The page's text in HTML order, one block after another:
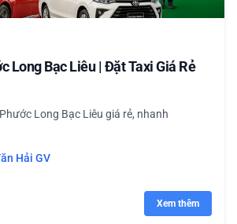
Long Bạc Liêu | Đặt Taxi Giá Rẻ
Long Bạc Liêu giá rẻ, nhanh
Hải GV
Xem thêm